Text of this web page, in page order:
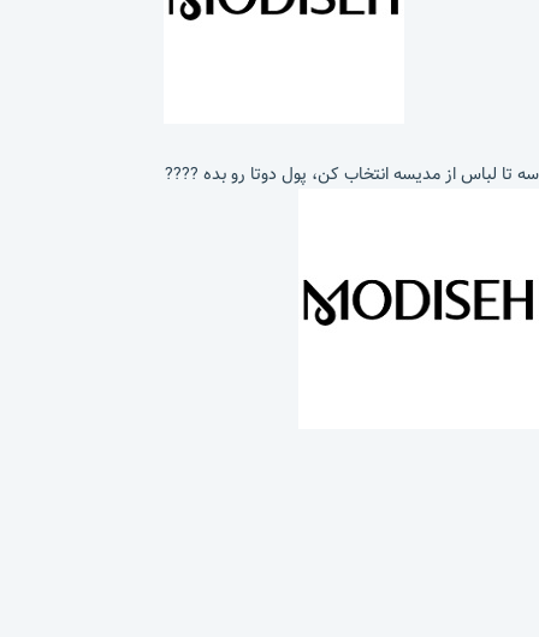
سه تا لباس از مدیسه انتخاب کن، پول دوتا رو بده ????